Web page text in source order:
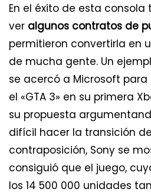
En el éxito de esta
ver algunos contratos de
permitieron convertirla en
de mucha gente. Un
se acercó a Microsoft
el «GTA 3» en su primera
su propuesta
difícil hacer la transición
contraposición, Sony se
consiguió que el juego,
los 14 500 000 unidades